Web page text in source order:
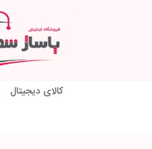
کالای دیجیتال